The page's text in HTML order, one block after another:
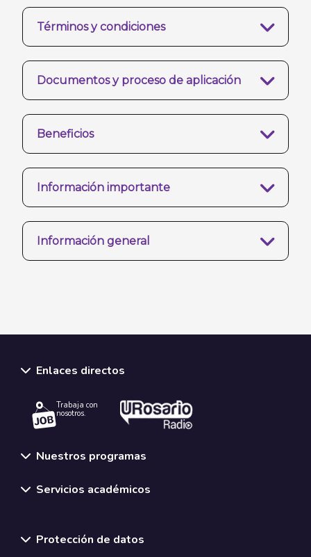
Términos y condiciones
Documentos y proceso de aplicación
Beneficios
Información importante
Información general
Enlaces directos
Trabaja con
nosotros.
Nuestros programas
Servicios académicos
Protección de datos